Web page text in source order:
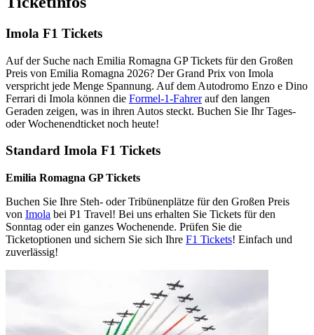
Imola F1 Tickets
Auf der Suche nach Emilia Romagna GP Tickets für den Großen
Preis von Emilia Romagna 2026? Der Grand Prix von Imola
verspricht jede Menge Spannung. Auf dem Autodromo Enzo e Dino
Ferrari di Imola können die Formel-1-Fahrerauf den langen
Geraden zeigen, was in ihren Autos steckt. Buchen Sie Ihr Tages-
oder Wochenendticket noch heute!
Standard Imola F1 Tickets
Emilia Romagna GP Tickets
Buchen Sie Ihre Steh- oder Tribünenplätze für den Großen Preis
von Imola bei P1 Travel! Bei uns erhalten Sie Tickets für den
Sonntag oder ein ganzes Wochenende. Prüfen Sie die
Ticketoptionen und sichern Sie sich Ihre F1 Tickets! Einfach und
zuverlässig!